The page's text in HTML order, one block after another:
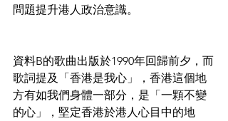
問題提升港人政治意識。
資料B的歌曲出版於1990年回歸前夕，而
歌詞提及「香港是我心」，香港這個地
方有如我們身體一部分，是「一顆不變
的心」，堅定香港於港人心目中的地